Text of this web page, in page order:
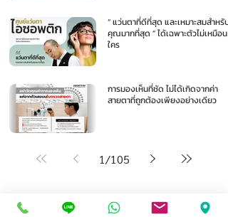
“ แว่นตาที่ดีที่สุด และเหมาะสมสำหรับ
คุณมากที่สุด ” ได้เฉพาะตัวไม่เหมือน
ใคร
การมองเห็นที่ชัด ไม่ได้เกิดจากค่า
สายตาที่ถูกต้องเพียงอย่างเดียว
1/105